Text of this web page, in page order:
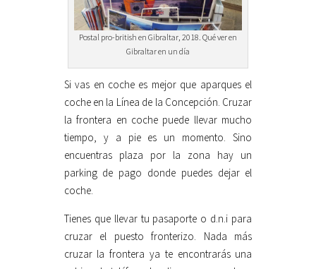
Postal pro-british en Gibraltar, 2018. Qué ver en
Gibraltar en un día
Si vas en coche es mejor que aparques el
coche en la Línea de la Concepción. Cruzar
la frontera en coche puede llevar mucho
tiempo, y a pie es un momento. Sino
encuentras plaza por la zona hay un
parking de pago donde puedes dejar el
coche.
Tienes que llevar tu pasaporte o d.n.i para
cruzar el puesto fronterizo. Nada más
cruzar la frontera ya te encontrarás una